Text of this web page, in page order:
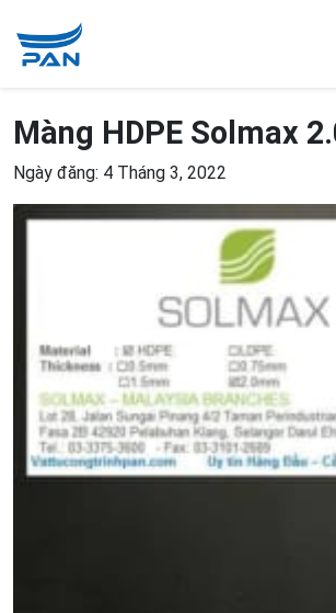
Màng HDPE Solmax
Ngày đăng: 4 Tháng 3, 2022